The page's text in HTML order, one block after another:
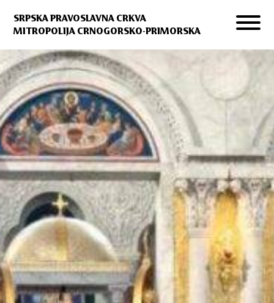
SRPSKA PRAVOSLAVNA CRKVA
MITROPOLIJA CRNOGORSKO-PRIMORSKA